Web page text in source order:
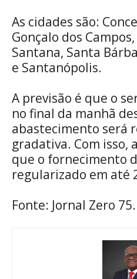
As cidades são:
Gonçalo dos
Santana, Santa
e Santanópolis.
A previsão é que o
no final da manhã
abastecimento será
gradativa. Com isso,
que o fornecimento
regularizado em até
Fonte: Jornal Zero 75.